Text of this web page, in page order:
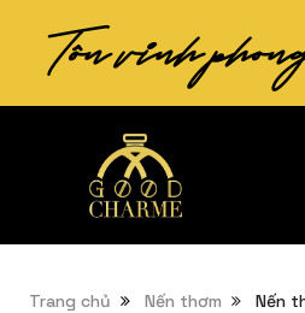
Tôn vinh
Trang chủ Nến thơm Nến